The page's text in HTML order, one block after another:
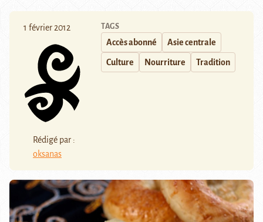
1 février 2012
Rédigé par :
oksanas
TAGS
Accès abonné Asie centrale
Culture Nourriture Tradition